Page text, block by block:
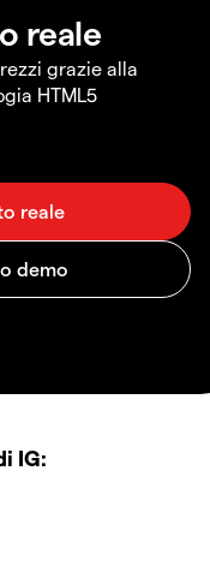
reale
grazie alla
HTML5
IG: